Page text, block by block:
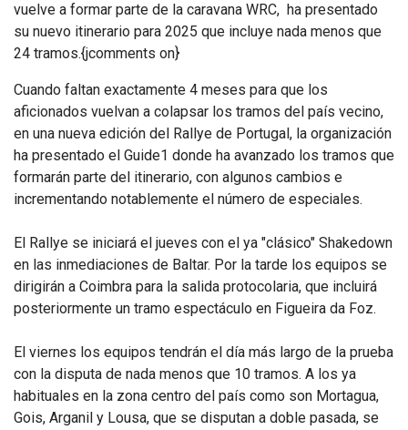
vuelve a formar parte de la caravana WRC, ha presentado
su nuevo itinerario para 2025 que incluye nada menos que
24 tramos.{jcomments on}
Cuando faltan exactamente 4 meses para que los
aficionados vuelvan a colapsar los tramos del país vecino,
en una nueva edición del Rallye de Portugal, la organización
ha presentado el Guide1 donde ha avanzado los tramos que
formarán parte del itinerario, con algunos cambios e
incrementando notablemente el número de especiales.
El Rallye se iniciará el jueves con el ya "clásico" Shakedown
en las inmediaciones de Baltar. Por la tarde los equipos se
dirigirán a Coimbra para la salida protocolaria, que incluirá
posteriormente un tramo espectáculo en Figueira da Foz.
El viernes los equipos tendrán el día más largo de la prueba
con la disputa de nada menos que 10 tramos. A los ya
habituales en la zona centro del país como son Mortagua,
Gois, Arganil y Lousa, que se disputan a doble pasada, se